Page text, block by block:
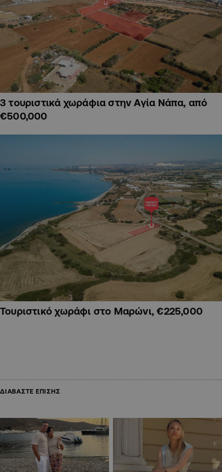
3 τουριστικά χωράφια στην Αγία Νάπα, από
€500,000
Τουριστικό χωράφι στο Μαρώνι, €225,000
ΔΙΑΒΑΣΤΕ ΕΠΙΣΗΣ